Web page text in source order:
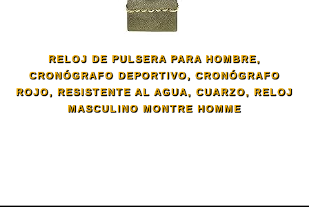
RELOJ DE PULSERA PARA HOMBRE,
CRONÓGRAFO DEPORTIVO, CRONÓGRAFO
ROJO, RESISTENTE AL AGUA, CUARZO, RELOJ
MASCULINO MONTRE HOMME